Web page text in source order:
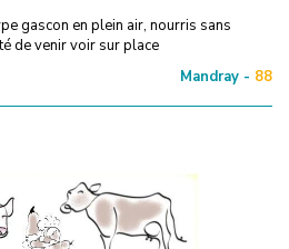
gascon en plein air, nourris sans
de venir voir sur place
Mandray - 88